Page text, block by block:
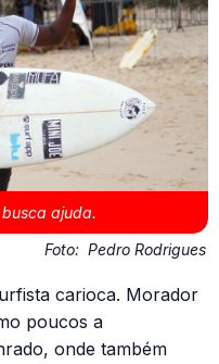
ajuda.
Foto: Pedro Rodrigues
carioca. Morador
poucos a
onde também